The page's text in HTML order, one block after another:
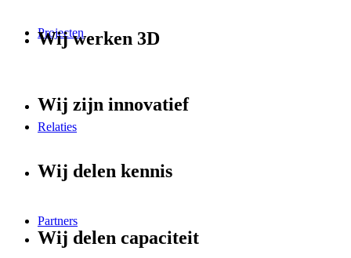
Projecten
Relaties
Partners
Wij werken 3D
Wij zijn innovatief
Wij delen kennis
Wij delen capaciteit